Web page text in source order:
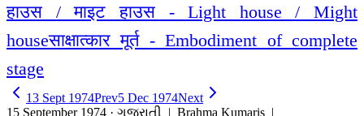
हाउस / माइट हाउस - Light house / Might
houseसाक्षात्कार मूर्त - Embodiment of complete
stage
13 Sept 1974Prev5 Dec 1974Next
15 September 1974 · ગુજરાતી | Brahma Kumaris |